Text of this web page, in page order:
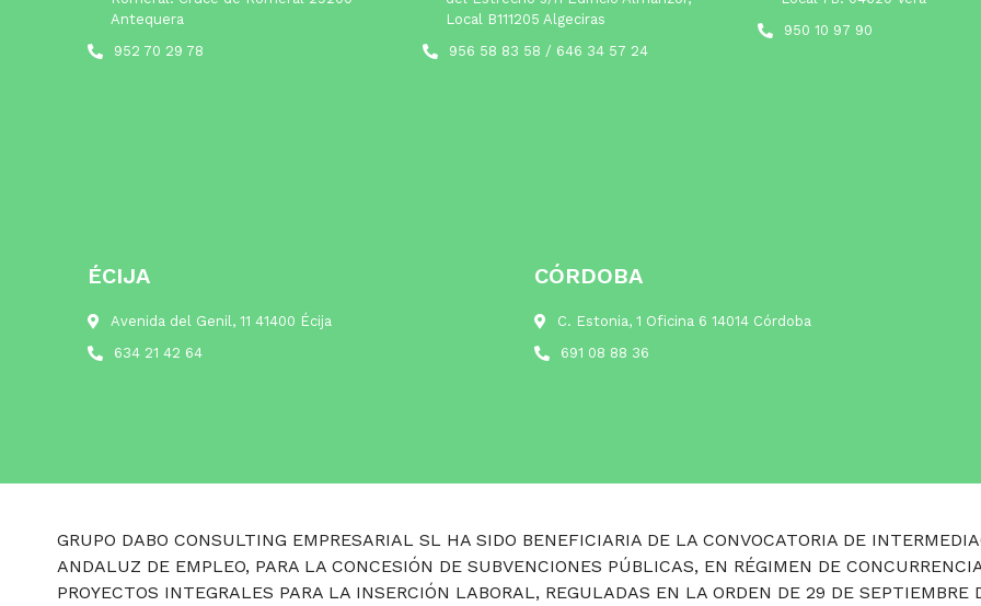
Antequera
952 70 29 78
Local B111205 Algeciras
956 58 83 58 / 646 34 57 24
950 10 97 90
ÉCIJA
Avenida del Genil, 11 41400 Écija
634 21 42 64
CÓRDOBA
C. Estonia, 1 Oficina 6 14014 Córdoba
691 08 88 36
GRUPO DABO CONSULTING EMPRESARIAL SL HA SIDO BENEFICIARIA DE LA CONVOCATORIA DE
ANDALUZ DE EMPLEO, PARA LA CONCESIÓN DE SUBVENCIONES PÚBLICAS, EN RÉGIMEN DE
PROYECTOS INTEGRALES PARA LA INSERCIÓN LABORAL, REGULADAS EN LA ORDEN DE 29 DE